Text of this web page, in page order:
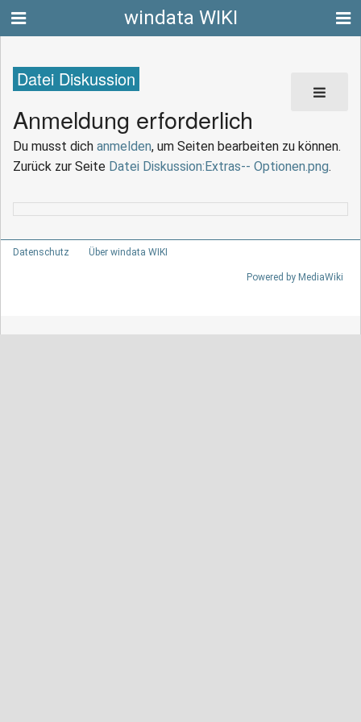
windata WIKI
Datei Diskussion
Anmeldung erforderlich
Du musst dich anmelden, um Seiten bearbeiten zu können.
Zurück zur Seite Datei Diskussion:Extras-- Optionen.png.
Datenschutz Über windata WIKI
Powered by MediaWiki